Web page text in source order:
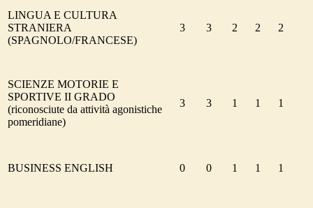
LINGUA E CULTURA
STRANIERA
(SPAGNOLO/FRANCESE)
3 3 2 2 2
SCIENZE MOTORIE E
SPORTIVE II GRADO
(riconosciute da attività agonistiche
pomeridiane)
3 3 1 1 1
BUSINESS ENGLISH 0 0 1 1 1